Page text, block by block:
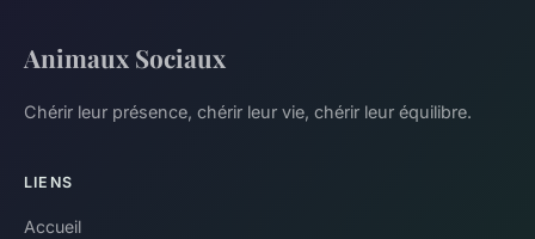
Animaux Sociaux
Chérir leur présence, chérir leur vie, chérir leur équilibre.
LIENS
Accueil